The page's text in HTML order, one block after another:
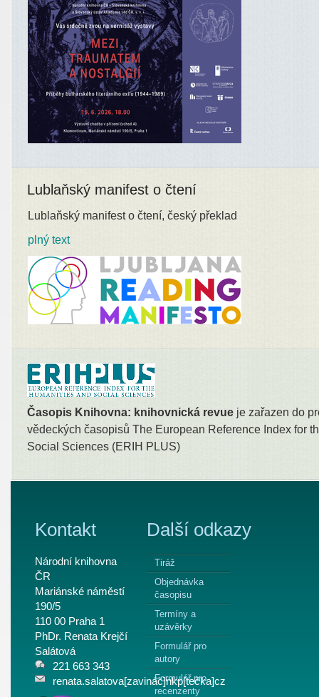
Lublaňský manifest o čtení
Lublaňský manifest o čtení, český překlad
plný text
Časopis Knihovna: knihovnická revue je zařazen do
vědeckých časopisů The European Reference Index for
Social Sciences (ERIH PLUS)
Kontakt
Národní knihovna
ČR
Mariánské náměstí
190/5
110 00 Praha 1
PhDr. Renata Krejčí
Salátová
221 663 343
renata.salatova[zavináč]nkp[tečka]cz
Další odkazy
Tiráž
Objednávka
časopisu
Termíny a
uzávěrky
Formulář pro
autory
Formulář pro
recenzenty